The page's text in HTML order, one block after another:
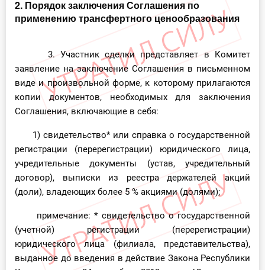
2. Порядок заключения Соглашения по
применению трансфертного ценообразования
3. Участник сделки представляет в Комитет
заявление на заключение Соглашения в письменном
виде и произвольной форме, к которому прилагаются
копии документов, необходимых для заключения
Соглашения, включающие в себя:
1) свидетельство* или справка о государственной
регистрации (перерегистрации) юридического лица,
учредительные документы (устав, учредительный
договор), выписки из реестра держателей акций
(доли), владеющих более 5 % акциями (долями);
примечание: * свидетельство о государственной
(учетной) регистрации (перерегистрации)
юридического лица (филиала, представительства),
выданное до введения в действие Закона Республики